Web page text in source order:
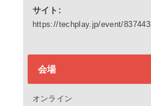
サイト:
https://techplay.jp/event/837443
会場
オンライン